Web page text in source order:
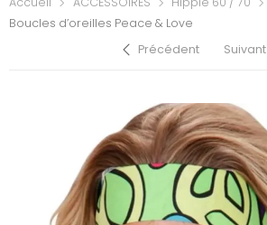
Boucles d’oreilles Peace & Love
Précédent
Suivant